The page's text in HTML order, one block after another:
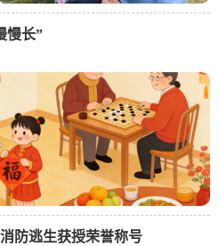
慢长”
防逃生获授荣誉称号